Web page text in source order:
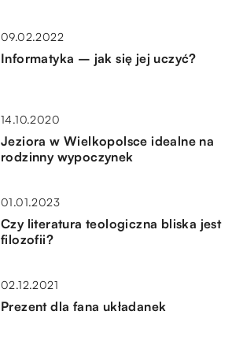
09.02.2022
Informatyka – jak się jej uczyć?
14.10.2020
Jeziora w Wielkopolsce idealne na
rodzinny wypoczynek
01.01.2023
Czy literatura teologiczna bliska jest
filozofii?
02.12.2021
Prezent dla fana układanek